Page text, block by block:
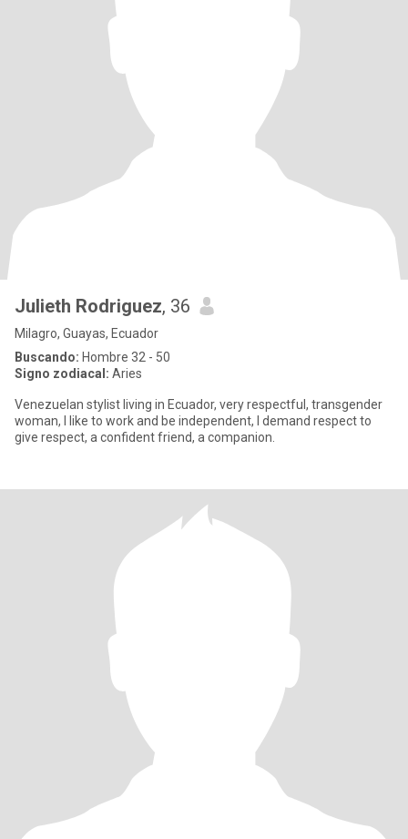
Julieth Rodriguez, 36
Milagro, Guayas, Ecuador
Buscando: Hombre 32 - 50
Signo zodiacal: Aries
Venezuelan stylist living in Ecuador, very respectful, transgender
woman, I like to work and be independent, I demand respect to
give respect, a confident friend, a companion.